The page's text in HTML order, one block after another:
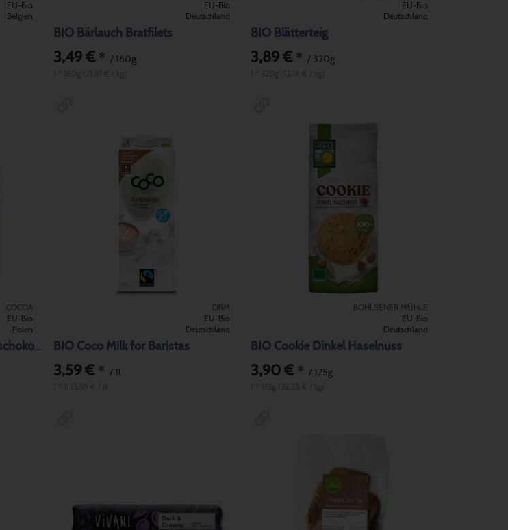
EU-Bio
Belgien
EU-Bio
Deutschland
BIO Bärlauch Bratfilets
3,49 €* / 160g
EU-Bio
Deutschland
BIO Blätterteig
3,89 € * / 320g
COCOA
EU-Bio
Polen
BIO Cashewnüsse in Kokosschokolade
DRM
EU-Bio
Deutschland
BIO Coco Milk for Baristas
3,59 €* / 1l
BOHLSENER MÜHLE
EU-Bio
Deutschland
BIO Cookie Dinkel Haselnuss
3,90 € * / 175g